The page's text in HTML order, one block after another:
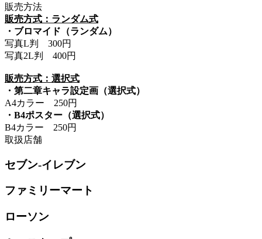
販売方法
販売方式：ランダム式
・ブロマイド（ランダム）
写真L判 300円
写真2L判 400円
販売方式：選択式
・第二章キャラ設定画（選択式）
A4カラー 250円
・B4ポスター（選択式）
B4カラー 250円
取扱店舗
セブン-イレブン
ファミリーマート
ローソン